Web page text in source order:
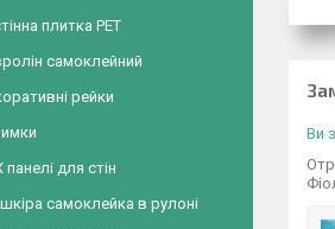
Ви
плитка PET
самоклейний
рейки
для стін
самоклейка в рулоні